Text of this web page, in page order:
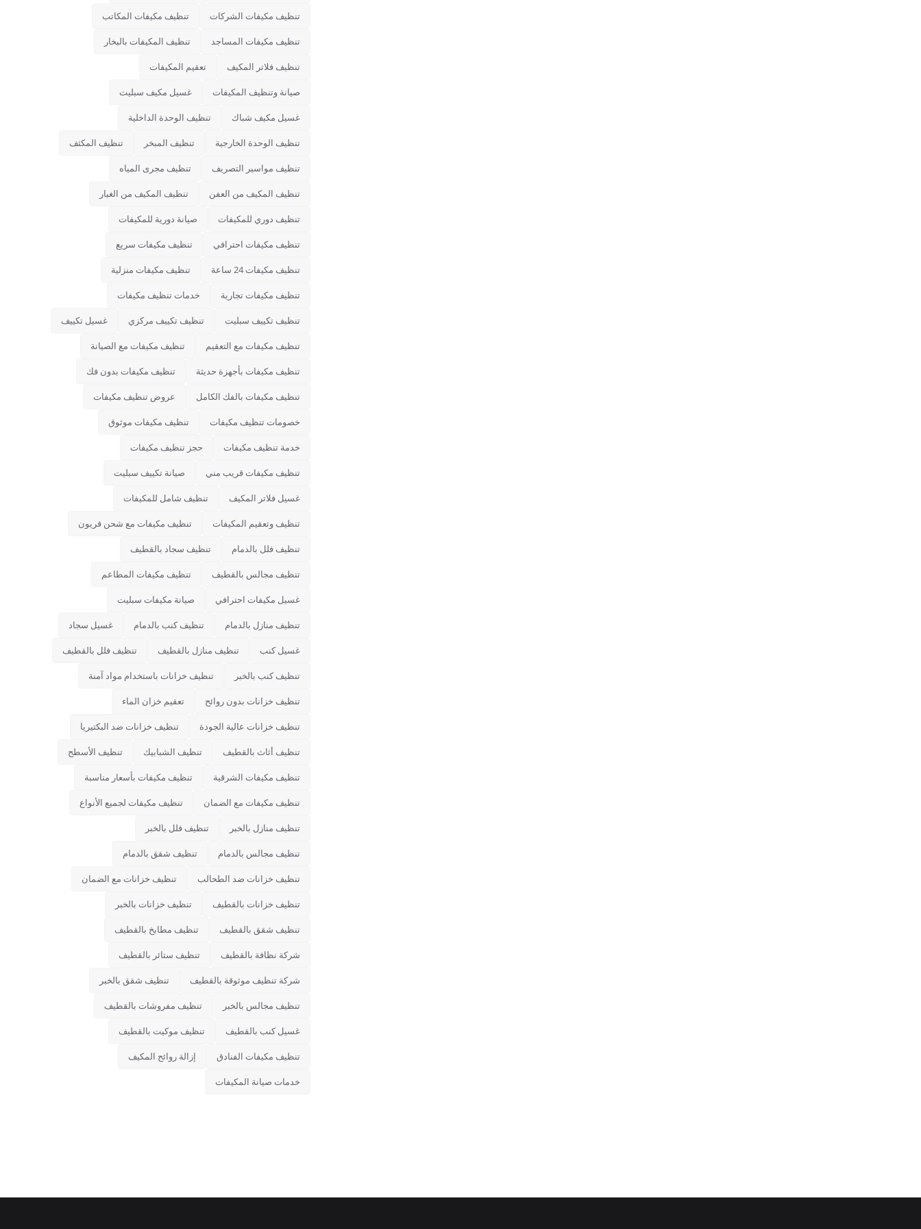
تنظيف مكيفات الشركات تنظيف مكيفات المكاتب
تنظيف مكيفات المساجد تنظيف المكيفات بالبخار
تنظيف فلاتر المكيف تعقيم المكيفات
صيانة وتنظيف المكيفات غسيل مكيف سبليت
غسيل مكيف شباك تنظيف الوحدة الداخلية
تنظيف الوحدة الخارجية تنظيف المبخر تنظيف المكثف
تنظيف مواسير التصريف تنظيف مجرى المياه
تنظيف المكيف من العفن تنظيف المكيف من الغبار
تنظيف دوري للمكيفات صيانة دورية للمكيفات
تنظيف مكيفات احترافي تنظيف مكيفات سريع
تنظيف مكيفات 24 ساعة تنظيف مكيفات منزلية
تنظيف مكيفات تجارية خدمات تنظيف مكيفات
تنظيف تكييف سبليت تنظيف تكييف مركزي غسيل تكييف
تنظيف مكيفات مع التعقيم تنظيف مكيفات مع الصيانة
تنظيف مكيفات بأجهزة حديثة تنظيف مكيفات بدون فك
تنظيف مكيفات بالفك الكامل عروض تنظيف مكيفات
خصومات تنظيف مكيفات تنظيف مكيفات موثوق
خدمة تنظيف مكيفات حجز تنظيف مكيفات
تنظيف مكيفات قريب مني صيانة تكييف سبليت
غسيل فلاتر المكيف تنظيف شامل للمكيفات
تنظيف وتعقيم المكيفات تنظيف مكيفات مع شحن فريون
تنظيف فلل بالدمام تنظيف سجاد بالقطيف
تنظيف مجالس بالقطيف تنظيف مكيفات المطاعم
غسيل مكيفات احترافي صيانة مكيفات سبليت
تنظيف منازل بالدمام تنظيف كنب بالدمام غسيل سجاد
غسيل كنب تنظيف منازل بالقطيف تنظيف فلل بالقطيف
تنظيف كنب بالخبر تنظيف خزانات باستخدام مواد آمنة
تنظيف خزانات بدون روائح تعقيم خزان الماء
تنظيف خزانات عالية الجودة تنظيف خزانات ضد البكتيريا
تنظيف أثاث بالقطيف تنظيف الشبابيك تنظيف الأسطح
تنظيف مكيفات الشرقية تنظيف مكيفات بأسعار مناسبة
تنظيف مكيفات مع الضمان تنظيف مكيفات لجميع الأنواع
تنظيف منازل بالخبر تنظيف فلل بالخبر
تنظيف مجالس بالدمام تنظيف شقق بالدمام
تنظيف خزانات ضد الطحالب تنظيف خزانات مع الضمان
تنظيف خزانات بالقطيف تنظيف خزانات بالخبر
تنظيف شقق بالقطيف تنظيف مطابخ بالقطيف
شركة نظافة بالقطيف تنظيف ستائر بالقطيف
شركة تنظيف موثوقة بالقطيف تنظيف شقق بالخبر
تنظيف مجالس بالخبر تنظيف مفروشات بالقطيف
غسيل كنب بالقطيف تنظيف موكيت بالقطيف
تنظيف مكيفات الفنادق إزالة روائح المكيف
خدمات صيانة المكيفات